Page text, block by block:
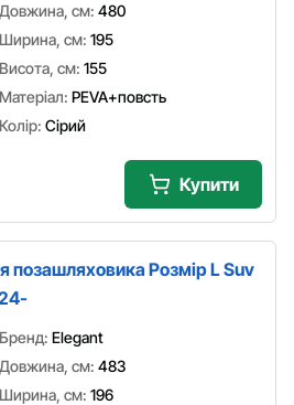
Довжина, см: 480
Ширина, см: 195
Висота, см: 155
Матеріал: PEVA+повсть
Колір: Сірий
Купити
позашляховика Розмір L Suv
Бренд: Elegant
Довжина, см: 483
Ширина, см: 196